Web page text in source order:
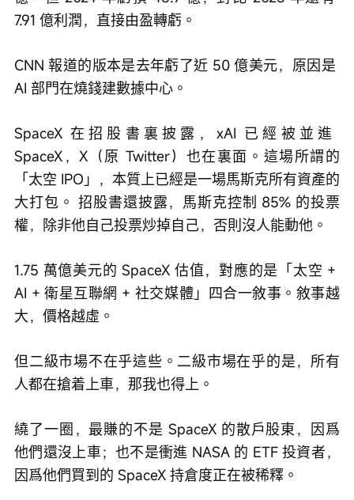
7.91 億利潤，直接由盈轉虧。
CNN 報道的版本是去年虧了近 50 億美元，原因是
AI 部門在燒錢建數據中心。
SpaceX 在招股書裏披露，xAI 已經被並進
SpaceX，X（原 Twitter）也在裏面。這場所謂的
「太空 IPO」，本質上已經是一場馬斯克所有資產的
大打包。 招股書還披露，馬斯克控制 85% 的投票
權，除非他自己投票炒掉自己，否則沒人能動他。
1.75 萬億美元的 SpaceX 估值，對應的是「太空 +
AI + 衛星互聯網 + 社交媒體」四合一敘事。敘事越
大，價格越虛。
但二級市場不在乎這些。二級市場在乎的是，所有
人都在搶着上車，那我也得上。
繞了一圈，最賺的不是 SpaceX 的散戶股東，因爲
他們還沒上車；也不是衝進 NASA 的 ETF 投資者，
因爲他們買到的 SpaceX 持倉度正在被稀釋。